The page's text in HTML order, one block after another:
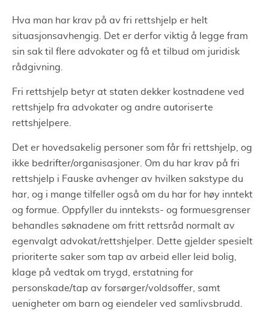
Hva man har krav på av fri rettshjelp er helt
situasjonsavhengig. Det er derfor viktig å legge fram
sin sak til flere advokater og få et tilbud om juridisk
rådgivning.
Fri rettshjelp betyr at staten dekker kostnadene ved
rettshjelp fra advokater og andre autoriserte
rettshjelpere.
Det er hovedsakelig personer som får fri rettshjelp, og
ikke bedrifter/organisasjoner. Om du har krav på fri
rettshjelp i Fauske avhenger av hvilken sakstype du
har, og i mange tilfeller også om du har for høy inntekt
og formue. Oppfyller du innteksts- og formuesgrenser
behandles søknadene om fritt rettsråd normalt av
egenvalgt advokat/rettshjelper. Dette gjelder spesielt
prioriterte saker som tap av arbeid eller leid bolig,
klage på vedtak om trygd, erstatning for
personskade/tap av forsørger/voldsoffer, samt
uenigheter om barn og eiendeler ved samlivsbrudd.